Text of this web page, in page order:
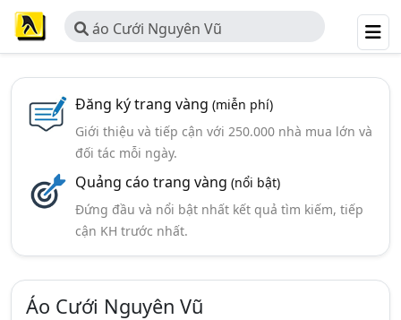
áo Cưới Nguyên Vũ
Đăng ký trang vàng (miễn phí)
Giới thiệu và tiếp cận với 250.000 nhà mua lớn và
đối tác mỗi ngày.
Quảng cáo trang vàng (nổi bật)
Đứng đầu và nổi bật nhất kết quả tìm kiếm, tiếp
cận KH trước nhất.
Áo Cưới Nguyên Vũ